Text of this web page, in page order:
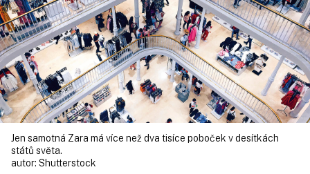
Jen samotná Zara má více než dva tisíce poboček v desítkách
států světa.
autor: Shutterstock